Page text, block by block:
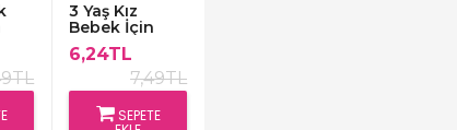
3 Yaş Kız
Bebek İçin
Davetiyeler,10
Adet
6,24TL
7,49TL
SEPETE